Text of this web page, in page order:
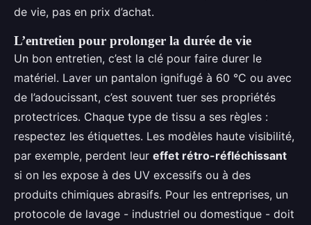
de vie, pas en prix d’achat.
L’entretien pour prolonger la durée de vie
Un bon entretien, c’est la clé pour faire durer le
matériel. Laver un pantalon ignifugé à 60 °C ou avec
de l’adoucissant, c’est souvent tuer ses propriétés
protectrices. Chaque type de tissu a ses règles :
respectez les étiquettes. Les modèles haute visibilité,
par exemple, perdent leur effet rétro-réfléchissant
si on les expose à des UV excessifs ou à des
produits chimiques abrasifs. Pour les entreprises, un
protocole de lavage - industriel ou domestique - doit